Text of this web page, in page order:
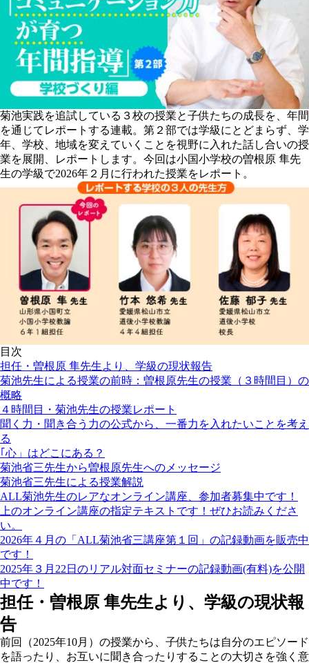
菊池実践を追試している３校の授業と子供たちの成長を、年間
を通じてレポートする連載。第２部では学級にとどまらず、学
年、学校、地域を変えていくことを視野に入れた話し合いの授
業を展開、レポートします。今回は小国小学校の曽根原 隼先
生の学級で2026年２月に行われた授業をレポート。
目次
担任・曽根原 隼先生より、学級の現状報告
菊池先生による授業の前時：曽根原先生の授業（３時間目）の
概略
４時間目・菊池先生の授業レポート
聞く力・聞き合う力の公式から、一番力を入れたいことを考え
る
｢心」はどこにある？
菊池省三先生から曽根原先生へのメッセージ
菊池省三先生による授業解説
ALL菊池先生のレアなオンライン講座、参加者募集中です！
上のオンライン講座の指定テキストです！ぜひお読みくださ
い。
2026年４月の「ALL菊池省三講座第１回」の記録動画を販売中
です！
2025年３月22日のリアル対面セミナーの記録動画(有料)を公開
中です！
担任・曽根原 隼先生より、学級の現状報
告
前回（2025年10月）の授業から、子供たちは自分のエピソード
を語ったり、お互いに聞き合ったりすることの大切さを強く意